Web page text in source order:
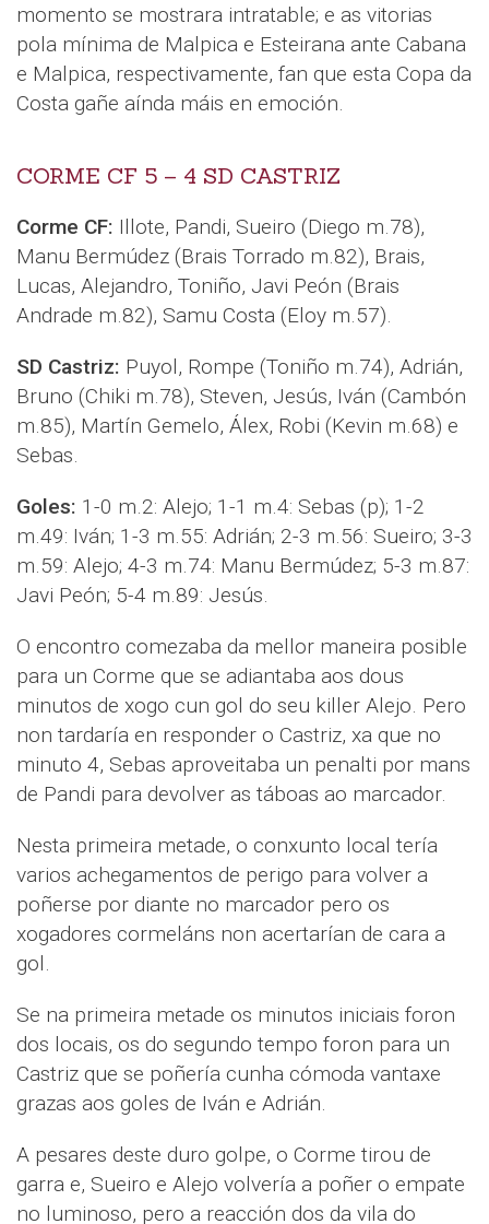
momento se mostrara intratable; e as vitorias
pola mínima de Malpica e Esteirana ante Cabana
e Malpica, respectivamente, fan que esta Copa da
Costa gañe aínda máis en emoción.
CORME CF 5 – 4 SD CASTRIZ
Corme CF: Illote, Pandi, Sueiro (Diego m.78),
Manu Bermúdez (Brais Torrado m.82), Brais,
Lucas, Alejandro, Toniño, Javi Peón (Brais
Andrade m.82), Samu Costa (Eloy m.57).
SD Castriz: Puyol, Rompe (Toniño m.74), Adrián,
Bruno (Chiki m.78), Steven, Jesús, Iván (Cambón
m.85), Martín Gemelo, Álex, Robi (Kevin m.68) e
Sebas.
Goles: 1-0 m.2: Alejo; 1-1 m.4: Sebas (p); 1-2
m.49: Iván; 1-3 m.55: Adrián; 2-3 m.56: Sueiro; 3-3
m.59: Alejo; 4-3 m.74: Manu Bermúdez; 5-3 m.87:
Javi Peón; 5-4 m.89: Jesús.
O encontro comezaba da mellor maneira posible
para un Corme que se adiantaba aos dous
minutos de xogo cun gol do seu killer Alejo. Pero
non tardaría en responder o Castriz, xa que no
minuto 4, Sebas aproveitaba un penalti por mans
de Pandi para devolver as táboas ao marcador.
Nesta primeira metade, o conxunto local tería
varios achegamentos de perigo para volver a
poñerse por diante no marcador pero os
xogadores cormeláns non acertarían de cara a
gol.
Se na primeira metade os minutos iniciais foron
dos locais, os do segundo tempo foron para un
Castriz que se poñería cunha cómoda vantaxe
grazas aos goles de Iván e Adrián.
A pesares deste duro golpe, o Corme tirou de
garra e, Sueiro e Alejo volvería a poñer o empate
no luminoso, pero a reacción dos da vila do